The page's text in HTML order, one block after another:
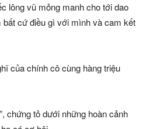
lông vũ mỏng manh cho tới dao
bất cứ điều gì với mình và cam kết
của chính cô cùng hàng triệu
chứng tỏ dưới những hoàn cảnh